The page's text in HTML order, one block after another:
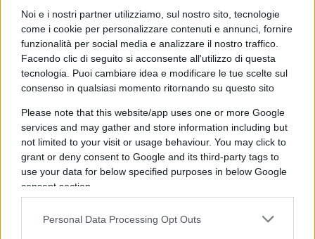
Noi e i nostri partner utilizziamo, sul nostro sito, tecnologie
come i cookie per personalizzare contenuti e annunci, fornire
funzionalità per social media e analizzare il nostro traffico.
Facendo clic di seguito si acconsente all'utilizzo di questa
tecnologia. Puoi cambiare idea e modificare le tue scelte sul
consenso in qualsiasi momento ritornando su questo sito
Please note that this website/app uses one or more Google
services and may gather and store information including but
not limited to your visit or usage behaviour. You may click to
grant or deny consent to Google and its third-party tags to
use your data for below specified purposes in below Google
consent section.
Personal Data Processing Opt Outs
Infine, ha espresso il suo sostegno per il
calciatore della Juventus e della nazionale
Adrien Rabiot
, che ha esortato i suoi
colleghi a concentrarsi sul gioco invece che sulle
questioni politiche. “Voglio abbracciare un
giocatore della nazionale francese, Tal Rabiot, che
molti conoscono, che gioca nella Juventus, il
quale ha detto ‘pensiamo a giocare, lasciamo
perdere il voto’. Lo traduco, non ci rompete il